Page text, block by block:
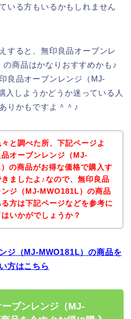
いる方もいるかもしれません
すると、無印良品オーブンレ
の商品はかなりおすすめかも♪
良品オーブンレンジ（MJ‐
入しようかどうか迷っている人
りかもですよ＾＾♪
と調べた所、下記ページよ
オーブンレンジ（MJ‐
の商品がお得な価格で購入す
ましたよ♪なので、無印良品
ジ（MJ‐MWO181L）の商品
方は下記ページなどを参考に
いかがでしょうか？
ジ（MJ‐MWO181L）の商品を
方はこちら
ブンレンジ（MJ‐